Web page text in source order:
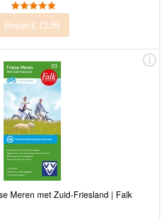
Bestel € 12,99
Meren met Zuid-Friesland | Falk